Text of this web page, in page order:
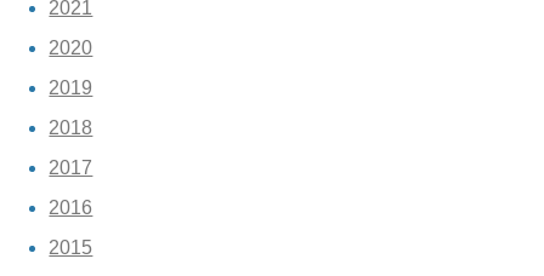
2021
2020
2019
2018
2017
2016
2015